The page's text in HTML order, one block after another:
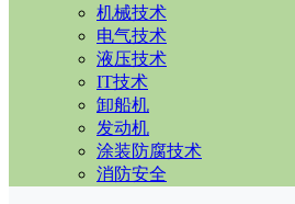
机械技术
电气技术
液压技术
IT技术
卸船机
发动机
涂装防腐技术
消防安全